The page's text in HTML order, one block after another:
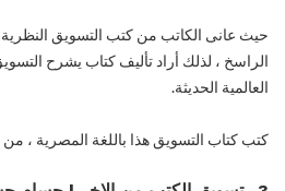
حيث عانى الكاتب من كتب التسويق
الراسخ ، لذلك أراد تأليف كتاب يشرح
العالمية الحديثة.
كتب كتاب التسويق هذا باللغة المصرية ،